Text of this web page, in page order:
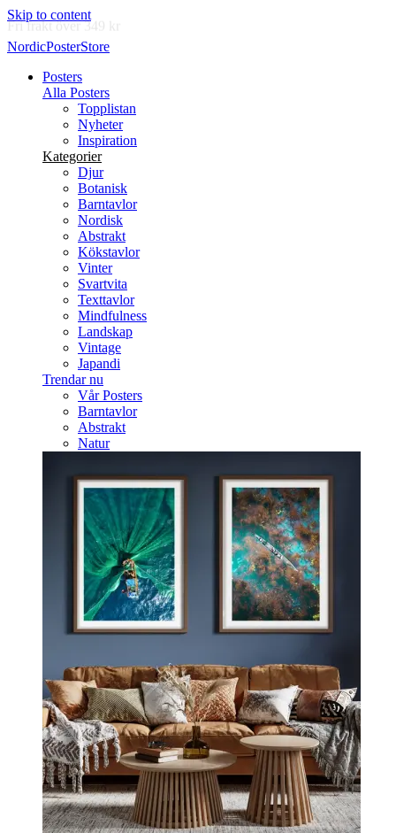
Skip to content
Leverans inom 2-5 arbetsdagar
NordicPosterStore
Posters
Alla Posters
Topplistan
Nyheter
Inspiration
Kategorier
Djur
Botanisk
Barntavlor
Nordisk
Abstrakt
Kökstavlor
Vinter
Svartvita
Texttavlor
Mindfulness
Landskap
Vintage
Japandi
Trendar nu
Vår Posters
Barntavlor
Abstrakt
Natur